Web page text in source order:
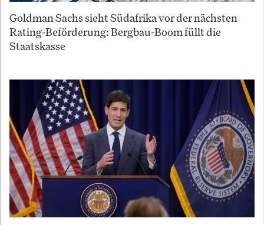
Goldman Sachs sieht Südafrika vor der nächsten
Rating-Beförderung: Bergbau-Boom füllt die
Staatskasse